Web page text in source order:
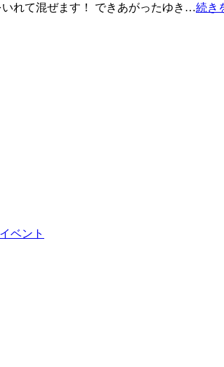
れて混ぜます！ できあがったゆき…続き
ベント